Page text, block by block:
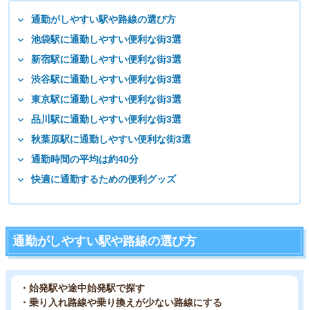
通勤がしやすい駅や路線の選び方
池袋駅に通勤しやすい便利な街3選
新宿駅に通勤しやすい便利な街3選
渋谷駅に通勤しやすい便利な街3選
東京駅に通勤しやすい便利な街3選
品川駅に通勤しやすい便利な街3選
秋葉原駅に通勤しやすい便利な街3選
通勤時間の平均は約40分
快適に通勤するための便利グッズ
通勤がしやすい駅や路線の選び方
・始発駅や途中始発駅で探す
・乗り入れ路線や乗り換えが少ない路線にする